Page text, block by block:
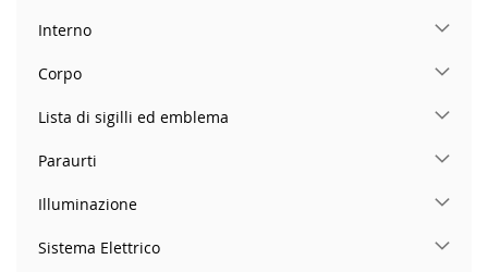
Interno
Corpo
Lista di sigilli ed emblema
Paraurti
Illuminazione
Sistema Elettrico